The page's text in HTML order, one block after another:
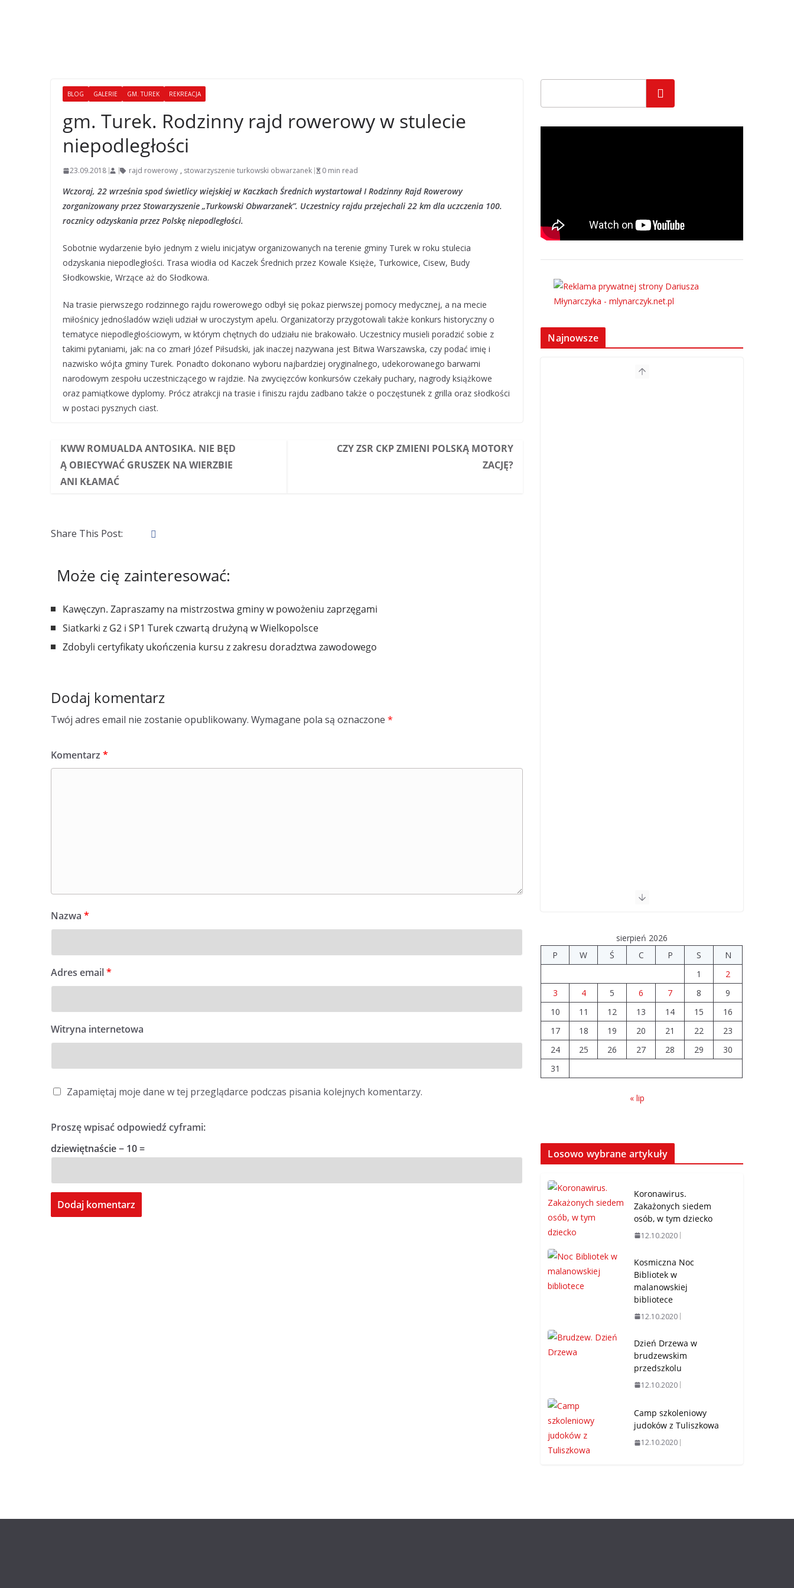
BLOG GALERIE GM. TUREK REKREACJA
gm. Turek. Rodzinny rajd rowerowy w stulecie
niepodległości
23.09.2018 rajd rowerowy , stowarzyszenie turkowski obwarzanek 0 min read
Wczoraj, 22 września spod świetlicy wiejskiej w Kaczkach Średnich wystartował I Rodzinny Rajd Rowerowy
zorganizowany przez Stowarzyszenie „Turkowski Obwarzanek”. Uczestnicy rajdu przejechali 22 km dla uczczenia 100.
rocznicy odzyskania przez Polskę niepodległości.
Sobotnie wydarzenie było jednym z wielu inicjatyw organizowanych na terenie gminy Turek w roku stulecia
odzyskania niepodległości. Trasa wiodła od Kaczek Średnich przez Kowale Księże, Turkowice, Cisew, Budy
Słodkowskie, Wrzące aż do Słodkowa.
Na trasie pierwszego rodzinnego rajdu rowerowego odbył się pokaz pierwszej pomocy medycznej, a na mecie
miłośnicy jednośladów wzięli udział w uroczystym apelu. Organizatorzy przygotowali także konkurs historyczny o
tematyce niepodległościowym, w którym chętnych do udziału nie brakowało. Uczestnicy musieli poradzić sobie z
takimi pytaniami, jak: na co zmarł Józef Piłsudski, jak inaczej nazywana jest Bitwa Warszawska, czy podać imię i
nazwisko wójta gminy Turek. Ponadto dokonano wyboru najbardziej oryginalnego, udekorowanego barwami
narodowym zespołu uczestniczącego w rajdzie. Na zwycięzców konkursów czekały puchary, nagrody książkowe
oraz pamiątkowe dyplomy. Prócz atrakcji na trasie i finiszu rajdu zadbano także o poczęstunek z grilla oraz słodkości
w postaci pysznych ciast.
KWW ROMUALDA ANTOSIKA. NIE BĘD
Ą OBIECYWAĆ GRUSZEK NA WIERZBIE
ANI KŁAMAĆ
CZY ZSR CKP ZMIENI POLSKĄ MOTORY
ZACJĘ?
Share This Post:
Może cię zainteresować:
Kawęczyn. Zapraszamy na mistrzostwa gminy w powożeniu zaprzęgami
Siatkarki z G2 i SP1 Turek czwartą drużyną w Wielkopolsce
Zdobyli certyfikaty ukończenia kursu z zakresu doradztwa zawodowego
Dodaj komentarz
Twój adres email nie zostanie opublikowany. Wymagane pola są oznaczone *
Komentarz *
Nazwa *
Adres email*
Witryna internetowa
Zapamiętaj moje dane w tej przeglądarce podczas pisania kolejnych komentarzy.
Proszę wpisać odpowiedź cyframi:
dziewiętnaście − 10 =
Szukaj
Najnowsze
sierpień 2026
P
W Ś C P S
N
1
2
3
4 5 6 7 8
9
10
11 12 13 14 15
16
17
18 19 20 21 22
23
24
25 26 27 28 29
30
31
« lip
Losowo wybrane artykuły
Koronawirus.
Zakażonych siedem
osób, w tym dziecko
12.10.2020
Kosmiczna Noc
Bibliotek w
malanowskiej
bibliotece
12.10.2020
Dzień Drzewa w
brudzewskim
przedszkolu
12.10.2020
Camp szkoleniowy
judoków z Tuliszkowa
12.10.2020